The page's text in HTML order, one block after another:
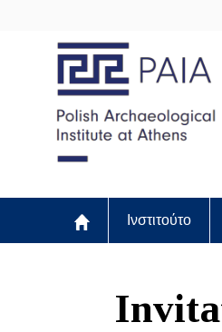
Ινστιτούτο